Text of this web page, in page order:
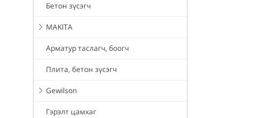
Бетон зүсэгч
MAKITA
Арматур таслагч, боогч
Плита, бетон зүсэгч
Gewilson
Гэрэлт цамхаг